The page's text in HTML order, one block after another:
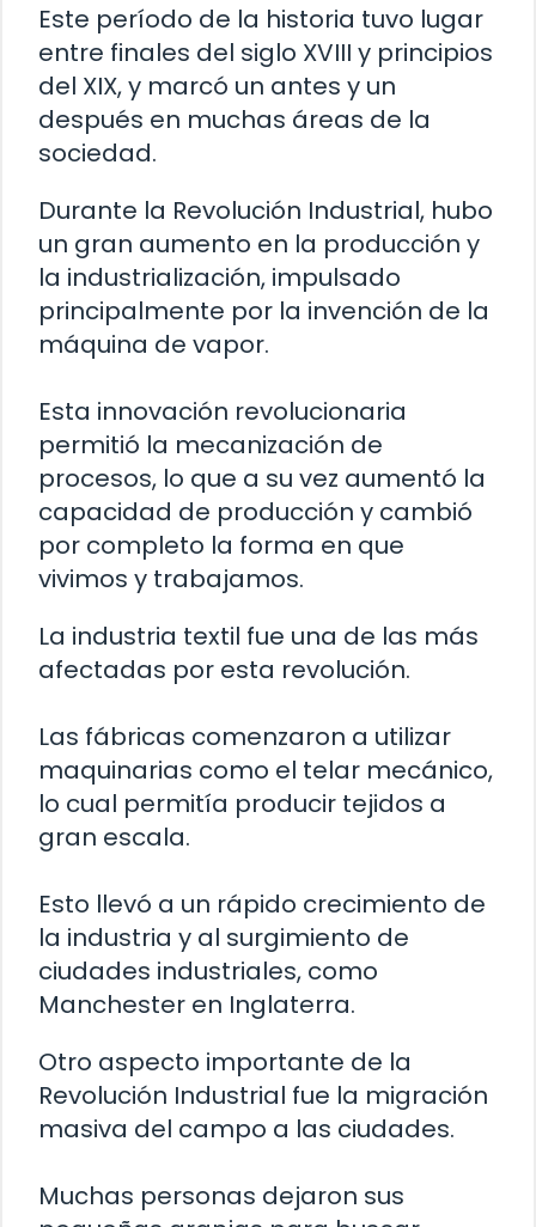
Este período de la historia tuvo lugar
entre finales del siglo XVIII y principios
del XIX, y marcó un antes y un
después en muchas áreas de la
sociedad.
Durante la Revolución Industrial, hubo
un gran aumento en la producción y
la industrialización, impulsado
principalmente por la invención de la
máquina de vapor.
Esta innovación revolucionaria
permitió la mecanización de
procesos, lo que a su vez aumentó la
capacidad de producción y cambió
por completo la forma en que
vivimos y trabajamos.
La industria textil fue una de las más
afectadas por esta revolución.
Las fábricas comenzaron a utilizar
maquinarias como el telar mecánico,
lo cual permitía producir tejidos a
gran escala.
Esto llevó a un rápido crecimiento de
la industria y al surgimiento de
ciudades industriales, como
Manchester en Inglaterra.
Otro aspecto importante de la
Revolución Industrial fue la migración
masiva del campo a las ciudades.
Muchas personas dejaron sus